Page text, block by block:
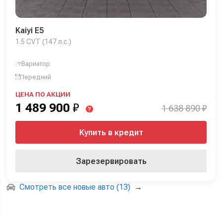
Kaiyi E5
1.5 CVT (147 л.с.)
Вариатор
Передний
ЦЕНА ПО АКЦИИ
1 489 900 ₽ ? 1 638 890 ₽
Купить в кредит
Зарезервировать
Смотреть все новые авто (13) →